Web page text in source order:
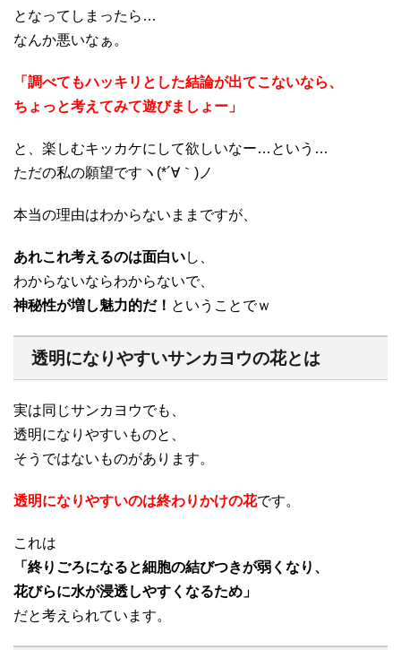
となってしまったら…
なんか悪いなぁ。
「調べてもハッキリとした結論が出てこないなら、
ちょっと考えてみて遊びましょー」
と、楽しむキッカケにして欲しいなー…という…
ただの私の願望ですヽ(*´∀｀)ノ
本当の理由はわからないままですが、
あれこれ考えるのは面白いし、
わからないならわからないで、
神秘性が増し魅力的だ！ ということでｗ
透明になりやすいサンカヨウの花とは
実は同じサンカヨウでも、
透明になりやすいものと、
そうではないものがあります。
透明になりやすいのは終わりかけの花です。
これは
「終りごろになると細胞の結びつきが弱くなり、
花びらに水が浸透しやすくなるため」
だと考えられています。